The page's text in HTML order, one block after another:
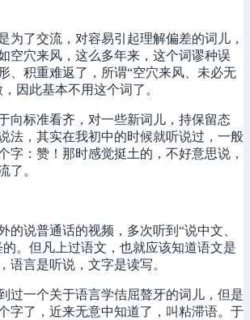
为了交流，对容易引起理解偏差的词儿，
空穴来风，这么多年来，这个词谬种误
、积重难返了，所谓“空穴来风、未必无
因此基本不用这个词了。
向标准看齐，对一些新词儿，持保留态
法，其实在我初中的时候就听说过，一般
字：赞！那时感觉挺土的，不好意思说，
了。
的说普通话的视频，多次听到“说中文、
。但凡上过语文，也就应该知道语文是
语言是听说，文字是读写。
过一个关于语言学佶屈聱牙的词儿，但是
字了，近来无意中知道了，叫粘滞语。于